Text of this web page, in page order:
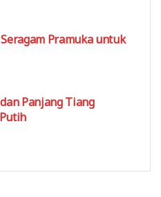
Pramuka untuk
Panjang Tiang